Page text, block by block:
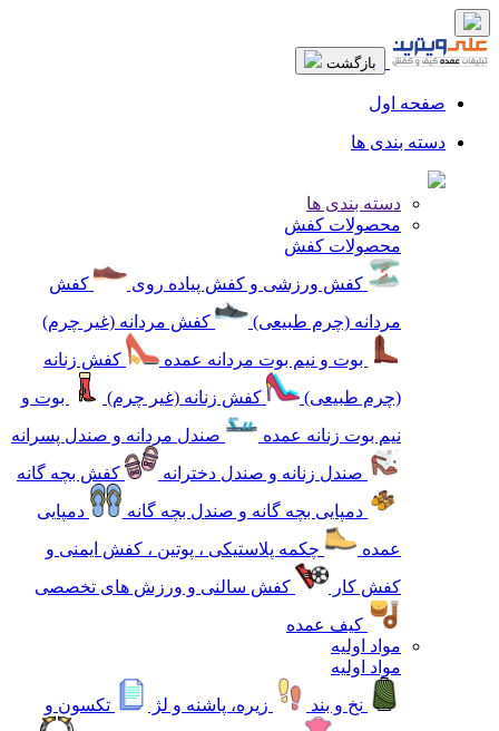
بازگشت
صفحه اول
دسته بندی ها
دسته بندی ها
محصولات کفش
محصولات کفش
کفش ورزشی و کفش پیاده روی
کفش
مردانه (چرم طبیعی)
کفش مردانه (غیر چرم)
بوت و نیم بوت مردانه عمده
کفش زنانه
(چرم طبیعی)
کفش زنانه (غیر چرم)
بوت و
نیم بوت زنانه عمده
صندل مردانه و صندل پسرانه
صندل زنانه و صندل دخترانه
کفش بچه گانه
دمپایی بچه گانه و صندل بچه گانه
دمپایی
عمده
چکمه پلاستیکی ، پوتین ، کفش ایمنی و
کفش کار
کفش سالنی و ورزش های تخصصی
کیف عمده
مواد اولیه
مواد اولیه
نخ و بند
زیره، پاشنه و لژ
تکسون و